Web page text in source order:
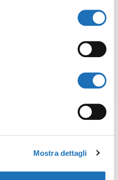
Mostra dettagli
con
esplorare